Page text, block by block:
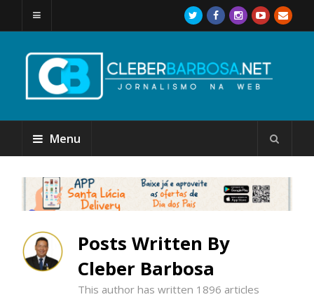
Menu
Posts Written By
Cleber Barbosa
This author has written 1896 articles